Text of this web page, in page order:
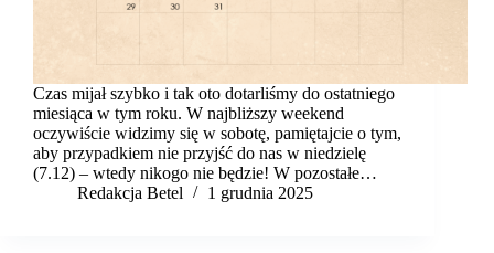
Czas mijał szybko i tak oto dotarliśmy do ostatniego
miesiąca w tym roku. W najbliższy weekend
oczywiście widzimy się w sobotę, pamiętajcie o tym,
aby przypadkiem nie przyjść do nas w niedzielę
(7.12) – wtedy nikogo nie będzie! W pozostałe…
Redakcja Betel
1 grudnia 2025